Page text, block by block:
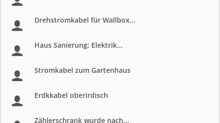
Drehstromkabel für Wallbox...
Haus Sanierung: Elektrik...
Stromkabel zum Gartenhaus
Erdkkabel oberirdisch
Zählerschrank wurde nach...